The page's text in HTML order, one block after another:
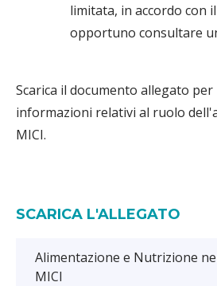
limitata, in accordo con
opportuno consultare
Scarica il documento allegato
informazioni relativi al ruolo
MICI.
SCARICA L'ALLEGATO
Alimentazione e Nutrizione
MICI